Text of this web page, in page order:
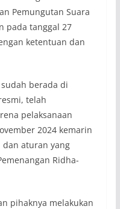
Pemungutan Suara
pada tanggal 27
ketentuan dan
berada di
telah
pelaksanaan
2024 kemarin
aturan yang
Ridha-
pihaknya melakukan